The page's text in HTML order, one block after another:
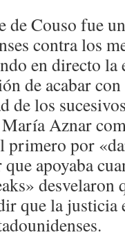
de Couso fue
contra los
en directo la
de acabar
los
Aznar
primero por
apoyaba
desvelaron
que la justicia